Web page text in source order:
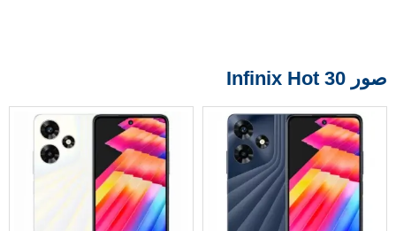
صور Infinix Hot 30